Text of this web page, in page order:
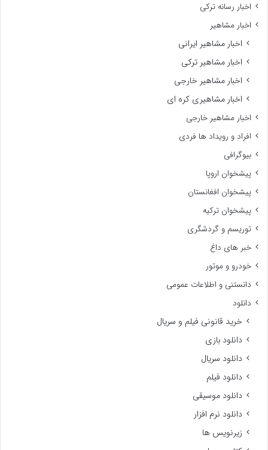
اخبار رسانه ترکی
اخبار مشاهیر
اخبار مشاهیر ایرانی
اخبار مشاهیر ترکی
اخبار مشاهیر خارجی
اخبار مشاهیری کره ای
اخبار مشاهیر خارجی
افراد و رویداد ها فردی
بیوگرافی
پیشخوان اروپا
پیشخوان افغانستان
پیشخوان ترکیه
توریسم و گردشگری
خبر های داغ
خودرو و موتور
دانستنی و اطلاعات عمومی
دانلود
خرید قانونی فیلم و سریال
دانلود بازی
دانلود سریال
دانلود فیلم
دانلود موسیقی
دانلود نرم افزار
زیرنویس ها